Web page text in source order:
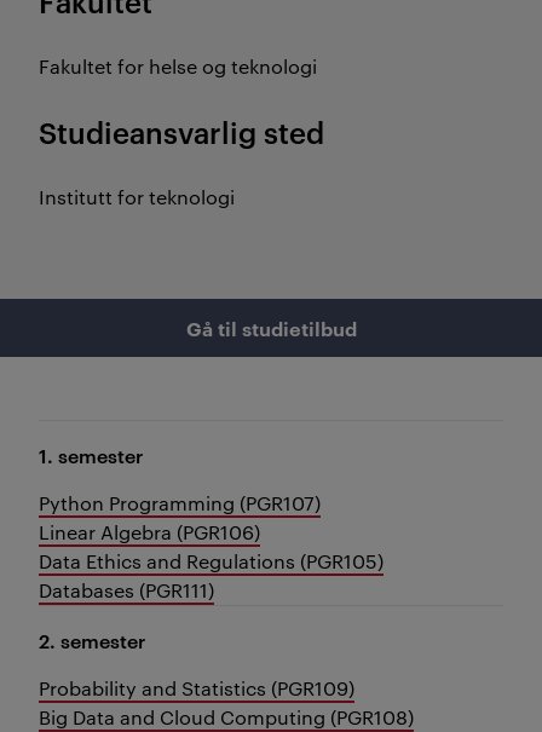
Fakultet for helse og teknologi
Studieansvarlig sted
Institutt for teknologi
Gå til studietilbud
1. semester
Python Programming (PGR107)
Linear Algebra (PGR106)
Data Ethics and Regulations (PGR105)
Databases (PGR111)
2. semester
Probability and Statistics (PGR109)
Big Data and Cloud Computing (PGR108)